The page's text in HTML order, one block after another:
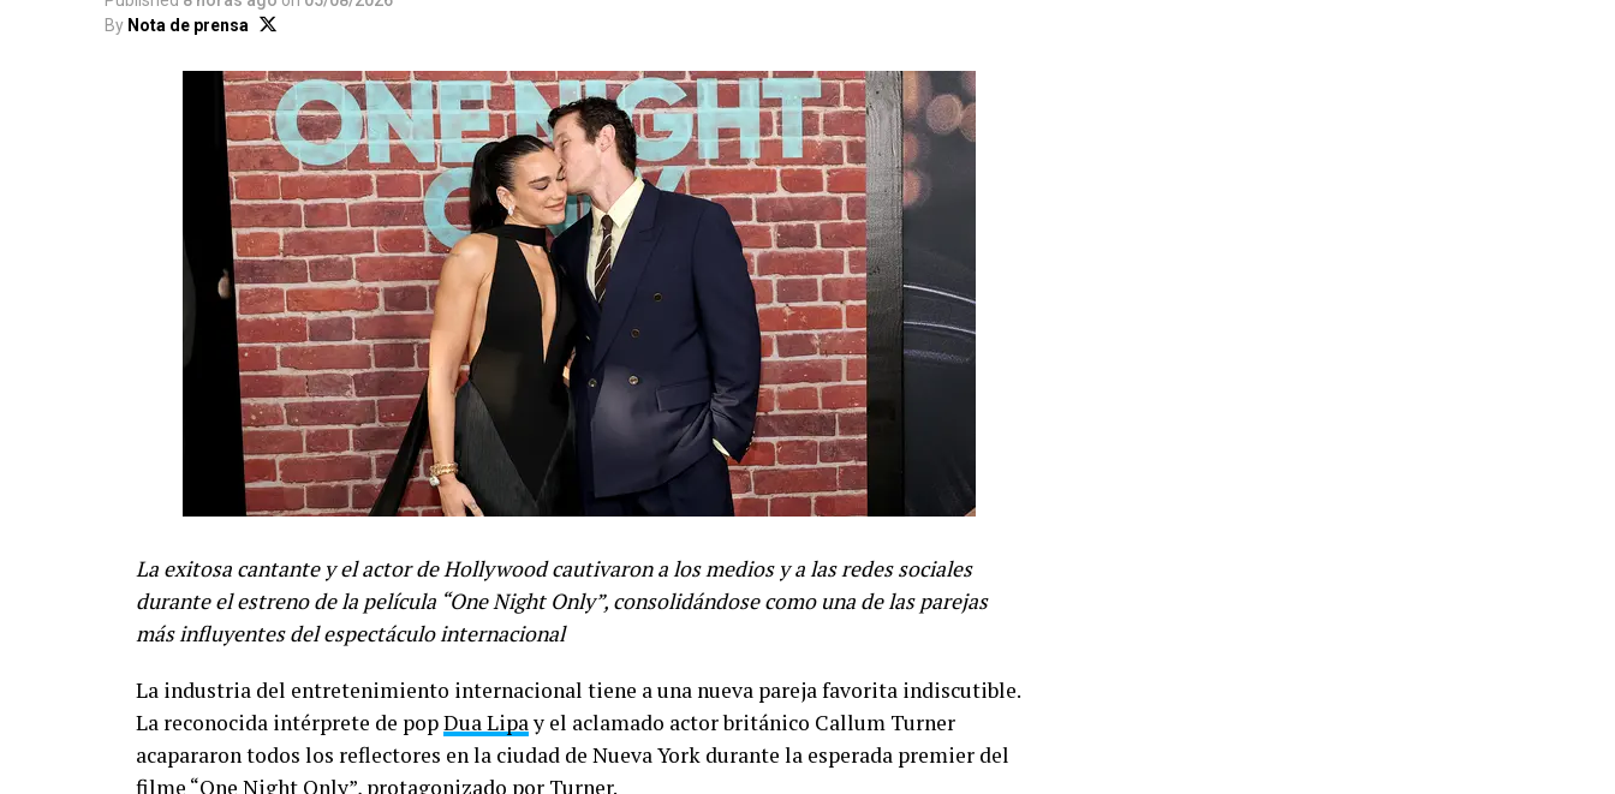
By Nota de prensa
La exitosa cantante y el actor de Hollywood cautivaron a los medios y a las redes sociales
durante el estreno de la película “One Night Only”, consolidándose como una de las parejas
más influyentes del espectáculo internacional
La industria del entretenimiento internacional tiene a una nueva pareja favorita indiscutible.
La reconocida intérprete de popDua Lipay el aclamado actor británico Callum Turner
acapararon todos los reflectores en la ciudad de Nueva York durante la esperada premier del
filme “One Night Only”, protagonizado por Turner.